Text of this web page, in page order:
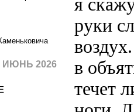
руки
в
течет
ИЮНЬ 2026